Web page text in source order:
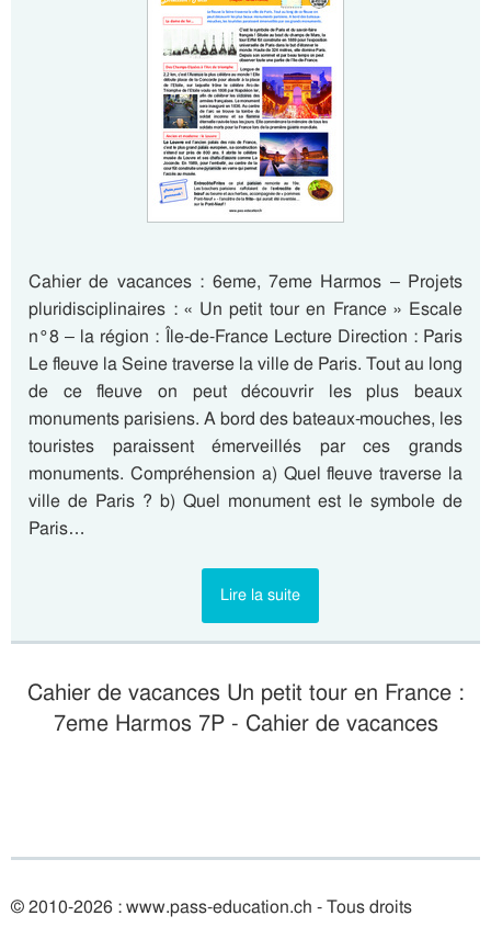
Cahier de vacances : 6eme, 7eme Harmos – Projets
pluridisciplinaires : « Un petit tour en France » Escale
n°8 – la région : Île-de-France Lecture Direction : Paris
Le fleuve la Seine traverse la ville de Paris. Tout au long
de ce fleuve on peut découvrir les plus beaux
monuments parisiens. A bord des bateaux-mouches, les
touristes paraissent émerveillés par ces grands
monuments. Compréhension a) Quel fleuve traverse la
ville de Paris ? b) Quel monument est le symbole de
Paris…
Lire la suite
Cahier de vacances Un petit tour en France :
7eme Harmos 7P - Cahier de vacances
© 2010-2026 : www.pass-education.ch - Tous droits